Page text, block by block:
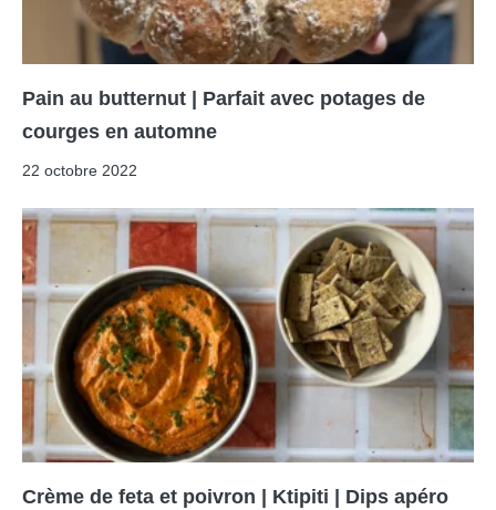
Pain au butternut | Parfait avec potages de
courges en automne
22 octobre 2022
Crème de feta et poivron | Ktipiti | Dips apéro